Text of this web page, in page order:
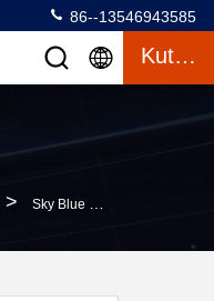
86--13546943585
Kutipan
> Sky Blue Electric Golf Buggy 6 Orang Aluminium 3.7KW ADC Secara Terpisah Motor